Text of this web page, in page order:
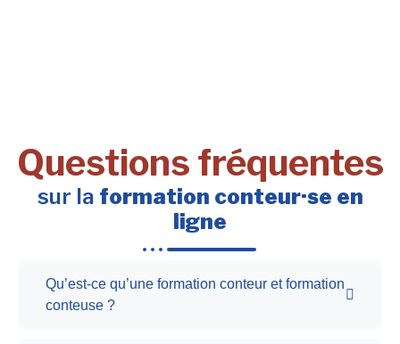
Questions fréquentes
sur la formation conteur·se en
ligne
Qu’est-ce qu’une formation conteur et formation
conteuse ?